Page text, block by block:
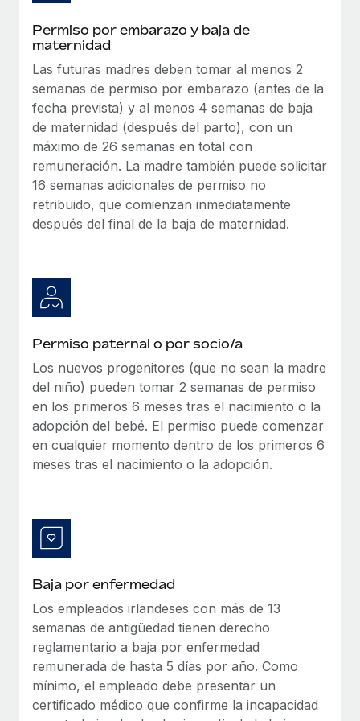
en todo el mundo.
Apertura de entidades
Abre entidades conforme a la legalidad enseguida.
Movilidad y reubicación
Reubica a los empleados con facilidad.
Prestaciones
Gestiona las prestaciones de los empleados sin
complicaciones.
pionera en IA, ha crecido un 120 % con Remote
Weaviate en resumen Weaviate crea infraestructuras de
código abierto basadas en la inteligencia...
Más información
Novedades de producto de Remote:
Integraciones con Gusto y Xero y Contractor
Management Plus
La misión de Remote sigue siendo ayudar a empresas de
todos los tamaños a contratar, gestionar y...
Más información
Gestionar las nóminas internamente es complicado. Tardas
semanas en hacerlo manualmente y, al mes...
Más información
Permiso por embarazo y baja de
maternidad
Las futuras madres deben tomar al menos 2
semanas de permiso por embarazo (antes de la
fecha prevista) y al menos 4 semanas de baja
de maternidad (después del parto), con un
máximo de 26 semanas en total con
remuneración. La madre también puede solicitar
16 semanas adicionales de permiso no
retribuido, que comienzan inmediatamente
después del final de la baja de maternidad.
Permiso paternal o por socio/a
Los nuevos progenitores (que no sean la madre
del niño) pueden tomar 2 semanas de permiso
en los primeros 6 meses tras el nacimiento o la
adopción del bebé. El permiso puede comenzar
en cualquier momento dentro de los primeros 6
meses tras el nacimiento o la adopción.
Baja por enfermedad
Los empleados irlandeses con más de 13
semanas de antigüedad tienen derecho
reglamentario a baja por enfermedad
remunerada de hasta 5 días por año. Como
mínimo, el empleado debe presentar un
certificado médico que confirme la incapacidad